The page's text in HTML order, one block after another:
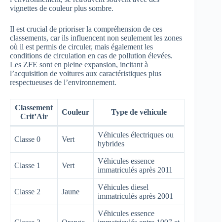
vignettes de couleur plus sombre.
Il est crucial de prioriser la compréhension de ces
classements, car ils influencent non seulement les zones
où il est permis de circuler, mais également les
conditions de circulation en cas de pollution élevées.
Les ZFE sont en pleine expansion, incitant à
l’acquisition de voitures aux caractéristiques plus
respectueuses de l’environnement.
Classement
Crit’Air
Couleur Type de véhicule
Classe 0 Vert
Véhicules électriques ou
hybrides
Classe 1 Vert
Véhicules essence
immatriculés après 2011
Classe 2 Jaune
Véhicules diesel
immatriculés après 2001
Véhicules essence